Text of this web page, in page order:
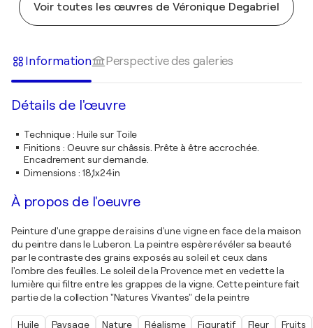
Voir toutes les œuvres de Véronique Degabriel
Information Perspective des galeries
Détails de l'œuvre
Technique: Huile sur Toile
Finitions : Oeuvre sur châssis. Prête à être accrochée.
Encadrement sur demande.
Dimensions : 18,1x24in
À propos de l'oeuvre
Peinture d'une grappe de raisins d'une vigne en face de la maison
du peintre dans le Luberon. La peintre espère révéler sa beauté
par le contraste des grains exposés au soleil et ceux dans
l'ombre des feuilles. Le soleil de la Provence met en vedette la
lumière qui filtre entre les grappes de la vigne. Cette peinture fait
partie de la collection "Natures Vivantes" de la peintre
Huile Paysage Nature Réalisme Figuratif Fleur Fruits